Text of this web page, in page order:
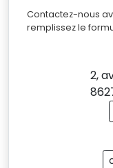
Contactez-nous
remplissez le
2,